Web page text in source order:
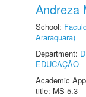
Andreza
School:
Araraquara)
Department:
EDUCAÇÃO
Academic
title: MS-5.3